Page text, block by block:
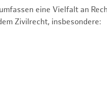
eine Vielfalt an
Zivilrecht, insbesondere: